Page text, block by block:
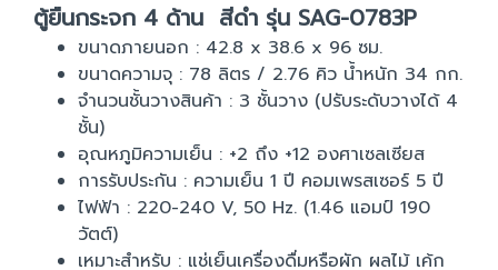
ตู้ยืนกระจก 4 ด้าน สีดำ รุ่น SAG-0783P
ขนาดภายนอก : 42.8 x 38.6 x 96 ซม.
ขนาดความจุ : 78 ลิตร / 2.76 คิว น้ำหนัก 34 กก.
จำนวนชั้นวางสินค้า : 3 ชั้นวาง (ปรับระดับวางได้ 4
ชั้น)
อุณหภูมิความเย็น : +2 ถึง +12 องศาเซลเซียส
การรับประกัน : ความเย็น 1 ปี คอมเพรสเซอร์ 5 ปี
ไฟฟ้า : 220-240 V, 50 Hz. (1.46 แอมป์ 190
วัตต์)
เหมาะสำหรับ : แช่เย็นเครื่องดื่มหรือผัก ผลไม้ เค้ก